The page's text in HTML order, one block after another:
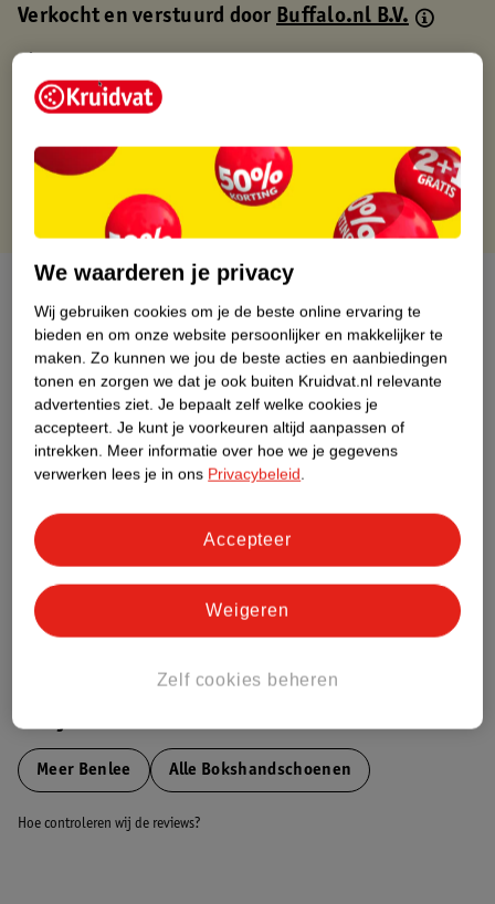
Verkocht en verstuurd doorBuffalo.nl B.V.
Gratis thuisbezorgd
Gratis retourneren via verkooppartner.
Gratis punten met je Kruidvat kaart
Over dit product
Productinformatie
Etiketinformatie
Nature Impact Score
Meer informatie
Bestel & Bezorginformatie
Bekijk ook
Meer Benlee Alle Bokshandschoenen
Hoe controleren wij de reviews?
We waarderen je privacy
Wij gebruiken cookies om je de beste online ervaring te
bieden en om onze website persoonlijker en makkelijker te
maken. Zo kunnen we jou de beste acties en aanbiedingen
tonen en zorgen we dat je ook buiten Kruidvat.nl relevante
advertenties ziet. Je bepaalt zelf welke cookies je
accepteert. Je kunt je voorkeuren altijd aanpassen of
intrekken. Meer informatie over hoe we je gegevens
verwerken lees je in ons Privacybeleid.
Zelf cookies beheren
Weigeren
Accepteer